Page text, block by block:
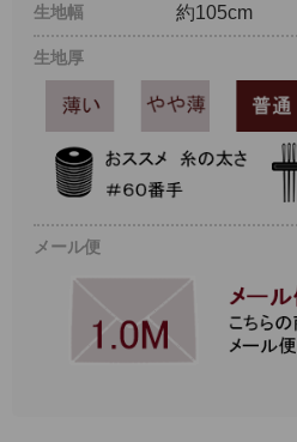
生地幅 約105cm
生地厚
メール便